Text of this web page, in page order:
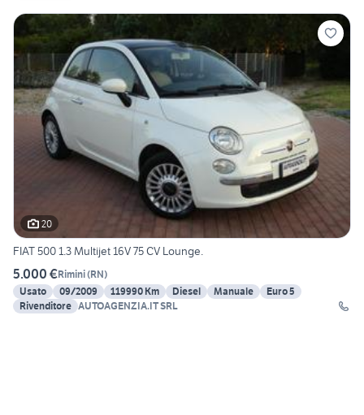
20
FIAT 500 1.3 Multijet 16V 75 CV Lounge.
5.000 €Rimini(RN)
Usato
09/2009 119990 Km Diesel Manuale
Euro 5
Rivenditore AUTOAGENZIA.IT SRL